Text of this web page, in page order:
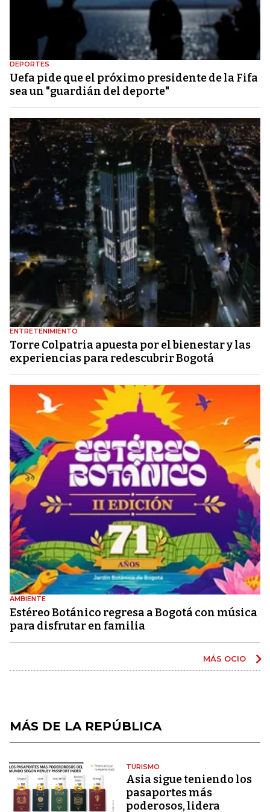
DEPORTES
Uefa pide que el próximo presidente de la Fifa
sea un "guardián del deporte"
ENTRETENIMIENTO
Torre Colpatria apuesta por el bienestar y las
experiencias para redescubrir Bogotá
AMBIENTE
Estéreo Botánico regresa a Bogotá con música
para disfrutar en familia
MÁS OCIO
MÁS DE LA REPÚBLICA
TURISMO
Asia sigue teniendo los
pasaportes más
poderosos, lidera